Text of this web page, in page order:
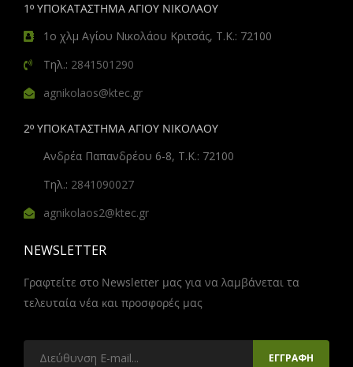
1º ΥΠΟΚΑΤΑΣΤΗΜΑ ΑΓΙΟΥ ΝΙΚΟΛΑΟΥ
1ο χλμ Αγίου Νικολάου Κριτσάς, Τ.Κ.: 72100
Τηλ.: 2841501290
agnikolaos@ktec.gr
2º ΥΠΟΚΑΤΑΣΤΗΜΑ ΑΓΙΟΥ ΝΙΚΟΛΑΟΥ
Ανδρέα Παπανδρέου 6-8, Τ.Κ.: 72100
Τηλ.: 2841090027
agnikolaos2@ktec.gr
NEWSLETTER
Γραφτείτε στο Newsletter μας για να λαμβάνεται τα
τελευταία νέα και προσφορές μας